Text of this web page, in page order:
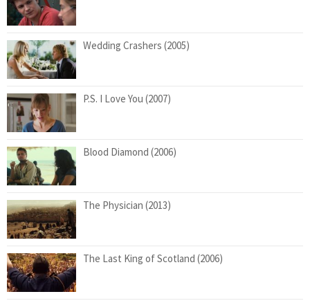
Wedding Crashers (2005)
P.S. I Love You (2007)
Blood Diamond (2006)
The Physician (2013)
The Last King of Scotland (2006)